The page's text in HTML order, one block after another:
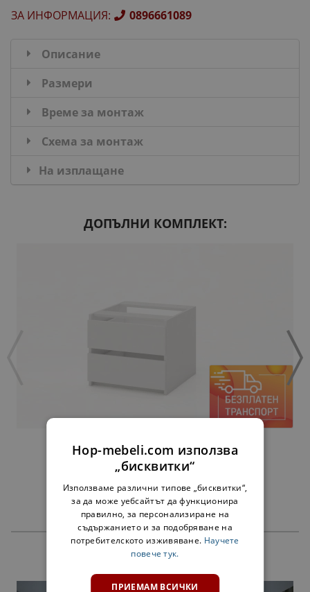
ЗА ИНФОРМАЦИЯ: 0896661089
Описание
Размери
Време за монтаж
Схема за монтаж
На изплащане
ДОПЪЛНИ КОМПЛЕКТ:
ЧЕКМЕДЖЕТА АЛФА БЯЛО - ЗА 45 СМ
38,00 € 74,32 лв.
ПРОДУКТИ
Hop-mebeli.com използва
„бисквитки“
Използваме различни типове „бисквитки“,
за да може уебсайтът да функционира
правилно, за персонализиране на
съдържанието и за подобряване на
потребителското изживяване. Научете
повече тук.
ПРИЕМАМ ВСИЧКИ